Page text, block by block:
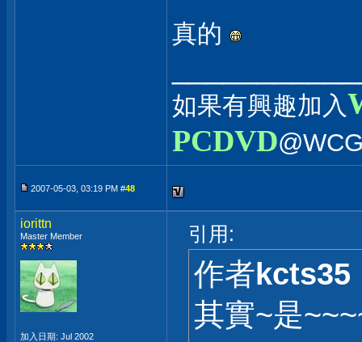
真的
如果有興趣加入
PCDVD
2007-05-03, 03:19 PM #48
iorittn
Master Member
加入日期: Jul 2002
引用:
作者kcts35
其實~是